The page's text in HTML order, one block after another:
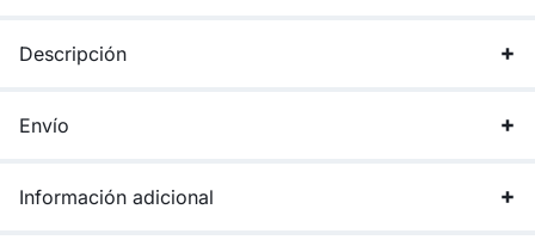
Descripción
Envío
Información adicional